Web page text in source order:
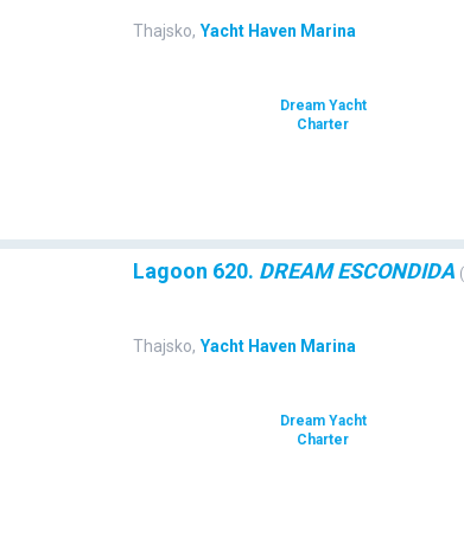
Thajsko, Yacht Haven Marina
Dream Yacht
Charter
Lagoon 620. DREAM ESCONDIDA (
Thajsko, Yacht Haven Marina
Dream Yacht
Charter